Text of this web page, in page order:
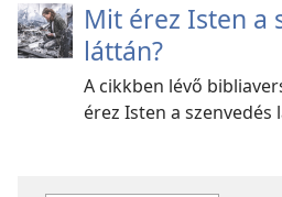
Mit érez Isten a
láttán?
A cikkben lévő
érez Isten a szenvedés